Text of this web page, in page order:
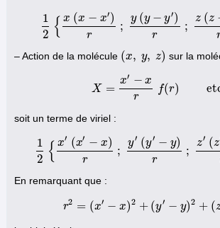
1
2 { x (x − x′)
r
;
y (y − y′)
r
;
z (z
12 {x (x− x′ r ; y (y−y′)r ; z (z−z′)r
– Action de la molécule (x, y, z)
(x, y , z sur la
X =
x′ − x
r
f(r)
X=x′−x f(r) etc.
soit un terme de viriel :
1
2 { x′ (x′ − x)
r
;
y′ (y′ − y)
r
;
z′ (z
12 {x′ (x′−x r ; y′ (y′−y)r ; z (z′−z)
En remarquant que :
r2 = (x′ − x)2 + (y′ − y)2 + (
r 2=( x′−x 2+ (y′− y)2+(z −z )2